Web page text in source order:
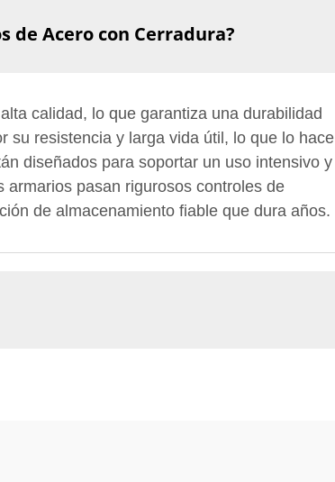
de Acero con Cerradura?
calidad, lo que garantiza una durabilidad
su resistencia y larga vida útil, lo que lo hace
diseñados para soportar un uso intensivo y
pasan rigurosos controles de
de almacenamiento fiable que dura años.